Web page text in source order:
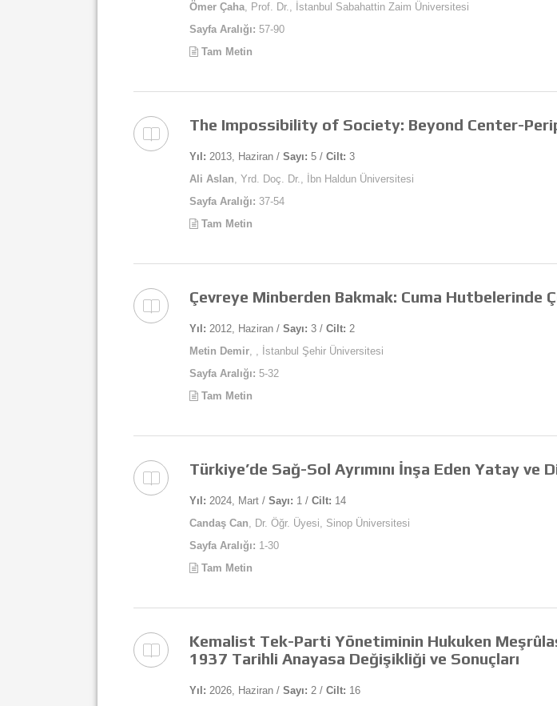
Ömer Çaha, Prof. Dr., İstanbul Sabahattin Zaim Üniversitesi
Sayfa Aralığı: 57-90
Tam Metin
The Impossibility of Society: Beyond Center-
Yıl: 2013, Haziran / Sayı: 5 / Cilt: 3
Ali Aslan, Yrd. Doç. Dr., İbn Haldun Üniversitesi
Sayfa Aralığı: 37-54
Tam Metin
Çevreye Minberden Bakmak: Cuma Hutbelerinde
Yıl: 2012, Haziran / Sayı: 3 / Cilt: 2
Metin Demir, , İstanbul Şehir Üniversitesi
Sayfa Aralığı: 5-32
Tam Metin
Türkiye’de Sağ-Sol Ayrımını İnşa Eden Yatay
Yıl: 2024, Mart / Sayı: 1 / Cilt: 14
Candaş Can, Dr. Öğr. Üyesi, Sinop Üniversitesi
Sayfa Aralığı: 1-30
Tam Metin
Kemalist Tek-Parti Yönetiminin Hukuken
1937 Tarihli Anayasa Değişikliği ve Sonuçları
Yıl: 2026, Haziran / Sayı: 2 / Cilt: 16